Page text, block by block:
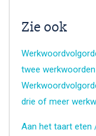
Zie ook
twee
drie of meer
Aan het taart eten